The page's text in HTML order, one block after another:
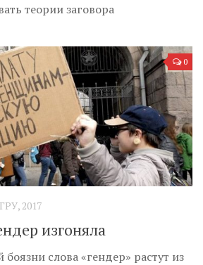
теории заговора
0
2017
изгоняла
слова «гендер» растут из